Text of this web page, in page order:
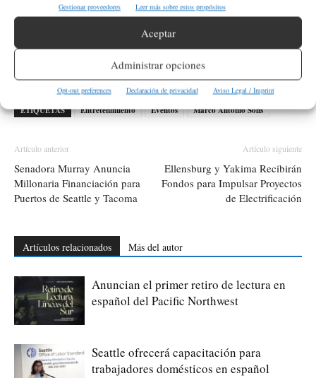
Gestionar proveedores
Leer más sobre estos propósitos
Aceptar
Administrar opciones
Opt-out preferences Declaración de privacidad Aviso Legal / Imprint
18 de agosto, es particularmente especial porque
será el primer artista latino en actuar en el recién
inauguradoIntuit Dome, marcando un hito en su carrera y en la
ETIQUETAS Entretenimiento Eventos Marco Antonio Solís
Artículo anterior
Senadora Murray Anuncia
Millonaria Financiación para
Puertos de Seattle y Tacoma
Artículo siguiente
Ellensburg y Yakima Recibirán
Fondos para Impulsar Proyectos
de Electrificación
Artículos relacionados Más del autor
Anuncian el primer retiro de lectura en
español del Pacific Northwest
Seattle ofrecerá capacitación para
trabajadores domésticos en español